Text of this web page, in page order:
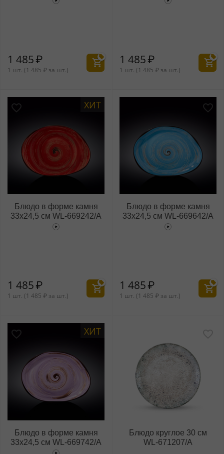
1 485₽
1 шт. (1 485 ₽ за шт.)
1 485₽
1 шт. (1 485 ₽ за шт.)
ХИТ
Блюдо в форме камня
33x24,5 см WL‑669242/A
1 485₽
1 шт. (1 485 ₽ за шт.)
Блюдо в форме камня
33x24,5 см WL‑669642/A
1 485₽
1 шт. (1 485 ₽ за шт.)
ХИТ
Блюдо в форме камня
33x24,5 см WL‑669742/A
Блюдо круглое 30 см
WL‑671207/A